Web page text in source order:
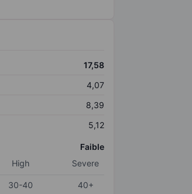
17,58
4,07
8,39
5,12
Faible
High Severe
30-40
40+